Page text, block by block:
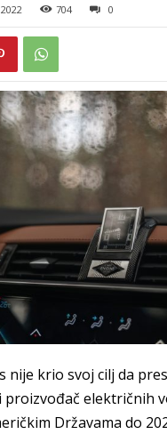
704 0
nije krio svoj cilj da
proizvođač električnih
Državama do